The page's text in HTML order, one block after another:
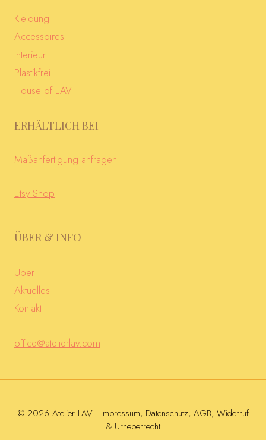
Kleidung
Accessoires
Interieur
Plastikfrei
House of LAV
ERHÄLTLICH BEI
Maßanfertigung anfragen
Etsy Shop
ÜBER & INFO
Über
Aktuelles
Kontakt
office@atelierlav.com
© 2026 Atelier LAV · Impressum, Datenschutz, AGB, Widerruf
& Urheberrecht